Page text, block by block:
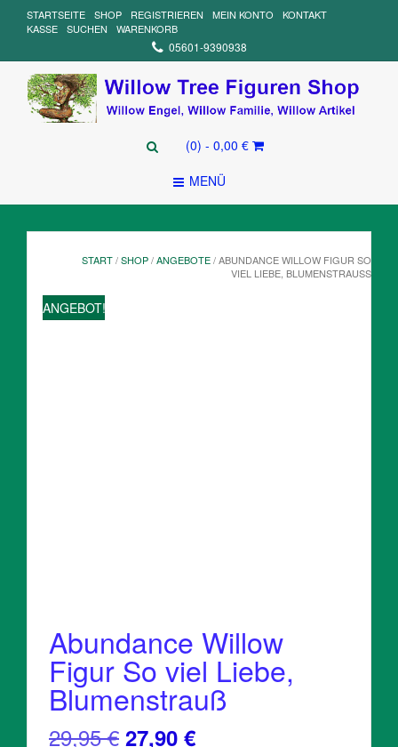
STARTSEITE SHOP REGISTRIEREN MEIN KONTO
KONTAKT
KASSE
SUCHEN WARENKORB
05601-9390938
(0) - 0,00 €
MENÜ
START/SHOP/ANGEBOTE/ ABUNDANCE WILLOW FIGUR SO
VIEL LIEBE, BLUMENSTRAUSS
ANGEBOT!
Abundance Willow
Figur So viel Liebe,
Blumenstrauß
29,95€ Ursprünglicher
27,90 €Aktueller